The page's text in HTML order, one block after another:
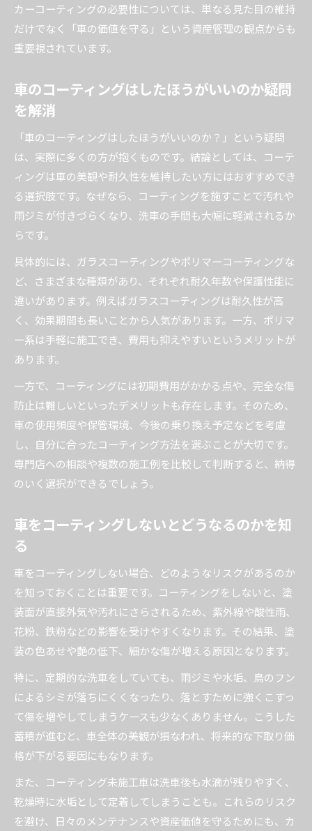
カーコーティングの必要性については、単なる見た目の維持
だけでなく「車の価値を守る」という資産管理の観点からも
重要視されています。
車のコーティングはしたほうがいいのか疑問
を解消
「車のコーティングはしたほうがいいのか？」という疑問
は、実際に多くの方が抱くものです。結論としては、コーテ
ィングは車の美観や耐久性を維持したい方にはおすすめでき
る選択肢です。なぜなら、コーティングを施すことで汚れや
雨ジミが付きづらくなり、洗車の手間も大幅に軽減されるか
らです。
具体的には、ガラスコーティングやポリマーコーティングな
ど、さまざまな種類があり、それぞれ耐久年数や保護性能に
違いがあります。例えばガラスコーティングは耐久性が高
く、効果期間も長いことから人気があります。一方、ポリマ
ー系は手軽に施工でき、費用も抑えやすいというメリットが
あります。
一方で、コーティングには初期費用がかかる点や、完全な傷
防止は難しいといったデメリットも存在します。そのため、
車の使用頻度や保管環境、今後の乗り換え予定などを考慮
し、自分に合ったコーティング方法を選ぶことが大切です。
専門店への相談や複数の施工例を比較して判断すると、納得
のいく選択ができるでしょう。
車をコーティングしないとどうなるのかを知
る
車をコーティングしない場合、どのようなリスクがあるのか
を知っておくことは重要です。コーティングをしないと、塗
装面が直接外気や汚れにさらされるため、紫外線や酸性雨、
花粉、鉄粉などの影響を受けやすくなります。その結果、塗
装の色あせや艶の低下、細かな傷が増える原因となります。
特に、定期的な洗車をしていても、雨ジミや水垢、鳥のフン
によるシミが落ちにくくなったり、落とすために強くこすっ
て傷を増やしてしまうケースも少なくありません。こうした
蓄積が進むと、車全体の美観が損なわれ、将来的な下取り価
格が下がる要因にもなります。
また、コーティング未施工車は洗車後も水滴が残りやすく、
乾燥時に水垢として定着してしまうことも。これらのリスク
を避け、日々のメンテナンスや資産価値を守るためにも、カ